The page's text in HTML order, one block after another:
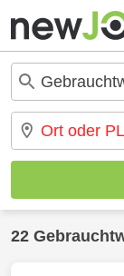
22